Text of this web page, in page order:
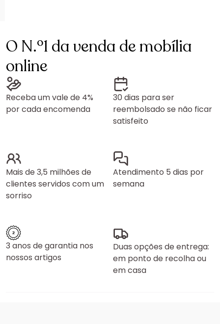
O N.º1 da venda de mobília
online
Receba um vale de 4%
por cada encomenda
30 dias para ser
reembolsado se não ficar
satisfeito
Mais de 3,5 milhões de
clientes servidos com um
sorriso
Atendimento 5 dias por
semana
3 anos de garantia nos
nossos artigos
Duas opções de entrega:
em ponto de recolha ou
em casa